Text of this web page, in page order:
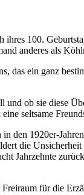
100.
anderes als
ein ganz
ob sie diese
seltsame
1920er-
die
Jahrzehnte
für die